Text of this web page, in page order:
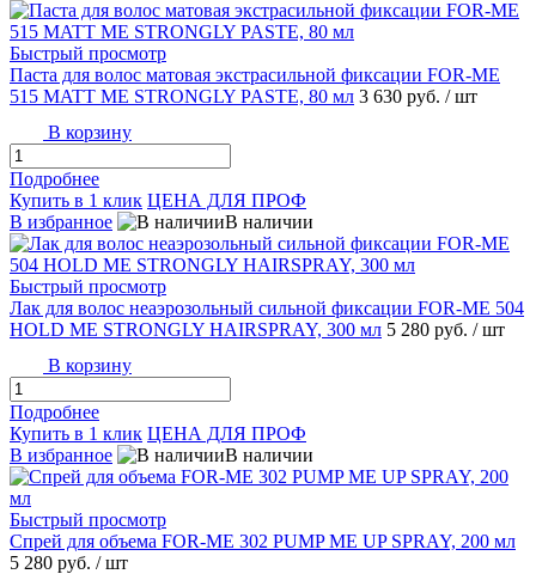
Быстрый просмотр
Паста для волос матовая экстрасильной фиксации FOR-ME
515 MATT ME STRONGLY PASTE, 80 мл 3 630 руб. / шт
В корзину
Подробнее
Купить в 1 клик ЦЕНА ДЛЯ ПРОФ
В избранное
В наличии
Быстрый просмотр
Лак для волос неаэрозольный сильной фиксации FOR-ME 504
HOLD ME STRONGLY HAIRSPRAY, 300 мл 5 280 руб. / шт
В корзину
Подробнее
Купить в 1 клик ЦЕНА ДЛЯ ПРОФ
В избранное
В наличии
Быстрый просмотр
Спрей для объема FOR-ME 302 PUMP ME UP SPRAY, 200 мл
5 280 руб. / шт